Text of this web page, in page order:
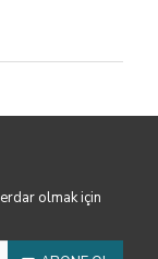
olmak için